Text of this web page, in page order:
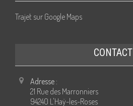
Trajet sur Google Maps
CONTACT
Adresse :
21 Rue des Marronniers
94240 L'Haÿ-les-Roses